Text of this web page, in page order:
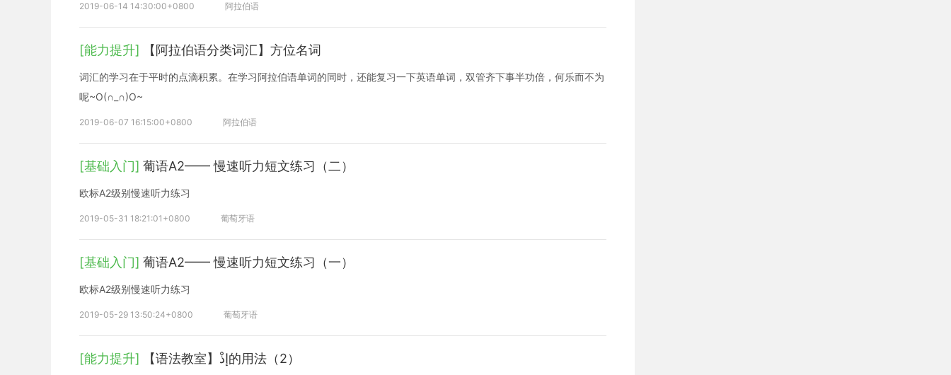
2019-06-14 14:30:00+0800 阿拉伯语
[能力提升] 【阿拉伯语分类词汇】方位名词
词汇的学习在于平时的点滴积累。在学习阿拉伯语单词的同时，还能复习一下英语单词，双管齐下事半功倍，何乐而不为
呢~O(∩_∩)O~
2019-06-07 16:15:00+0800 阿拉伯语
[基础入门] 葡语A2—— 慢速听力短文练习（二）
欧标A2级别慢速听力练习
2019-05-31 18:21:01+0800 葡萄牙语
[基础入门] 葡语A2—— 慢速听力短文练习（一）
欧标A2级别慢速听力练习
2019-05-29 13:50:24+0800 葡萄牙语
[能力提升] 【语法教室】إذْ的用法（2）